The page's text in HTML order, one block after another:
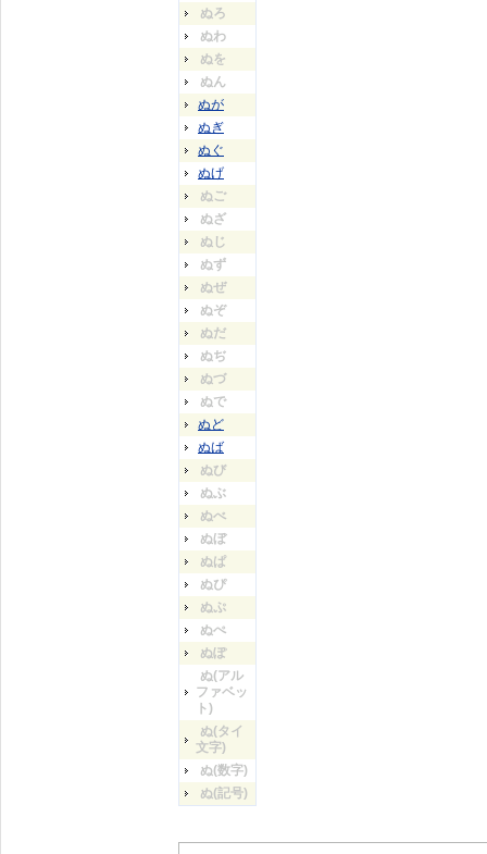
ぬろ
ぬわ
ぬを
ぬん
ぬが
ぬぎ
ぬぐ
ぬげ
ぬご
ぬざ
ぬじ
ぬず
ぬぜ
ぬぞ
ぬだ
ぬぢ
ぬづ
ぬで
ぬど
ぬば
ぬび
ぬぶ
ぬべ
ぬぼ
ぬぱ
ぬぴ
ぬぷ
ぬぺ
ぬぽ
ぬ(アル
ファベッ
ト)
ぬ(タイ
文字)
ぬ(数字)
ぬ(記号)